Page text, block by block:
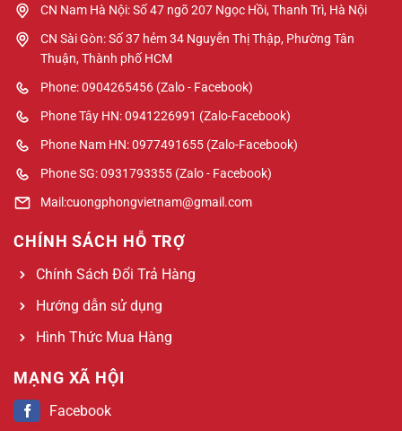
CN Nam Hà Nội: Số 47 ngõ 207 Ngọc Hồi, Thanh Trì, Hà Nội
CN Sài Gòn: Số 37 hẻm 34 Nguyễn Thị Thập, Phường Tân
Thuận, Thành phố HCM
Phone: 0904265456 (Zalo - Facebook)
Phone Tây HN: 0941226991 (Zalo-Facebook)
Phone Nam HN: 0977491655 (Zalo-Facebook)
Phone SG: 0931793355 (Zalo - Facebook)
Mail:cuongphongvietnam@gmail.com
CHÍNH SÁCH HỖ TRỢ
Chính Sách Đổi Trả Hàng
Hướng dẫn sử dụng
Hình Thức Mua Hàng
MẠNG XÃ HỘI
Facebook